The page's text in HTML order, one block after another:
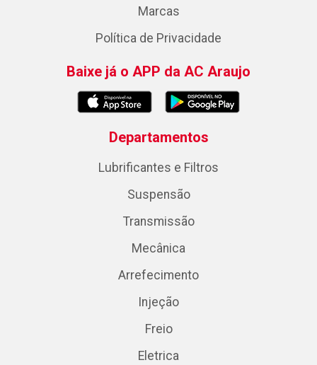
Marcas
Política de Privacidade
Baixe já o APP da AC Araujo
Departamentos
Lubrificantes e Filtros
Suspensão
Transmissão
Mecânica
Arrefecimento
Injeção
Freio
Eletrica